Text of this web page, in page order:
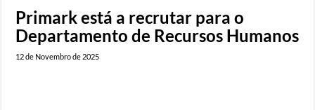
Primark está a recrutar para o
Departamento de Recursos Humanos
12 de Novembro de 2025